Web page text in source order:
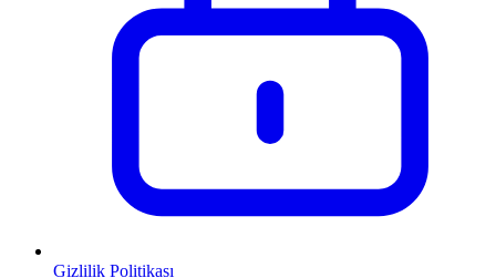
Gizlilik Politikası